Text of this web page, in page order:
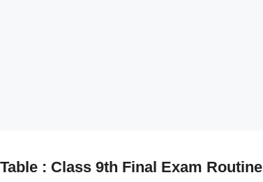
: Class 9th Final Exam Routine